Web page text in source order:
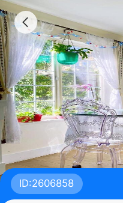
ID:2606858